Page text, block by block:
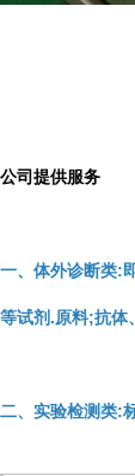
公司提供服务
一、体外诊断类:
等试剂.原料;抗体
二、实验检测类: